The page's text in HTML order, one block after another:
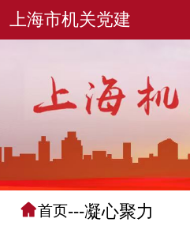
首页---凝心聚力